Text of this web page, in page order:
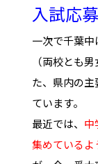
入試応
一次で千葉中
（両校とも
た、県内の
ています。
最近では、 中
集めているよ